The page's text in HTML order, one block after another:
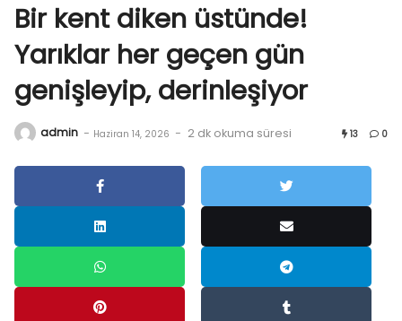
Bir kent diken üstünde!
Yarıklar her geçen gün
genişleyip, derinleşiyor
admin - Haziran 14, 2026 - 2 dk okuma süresi 13 0